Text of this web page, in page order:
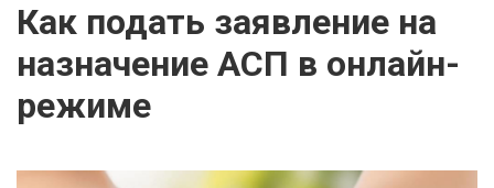
Как подать заявление на
назначение АСП в онлайн-
режиме